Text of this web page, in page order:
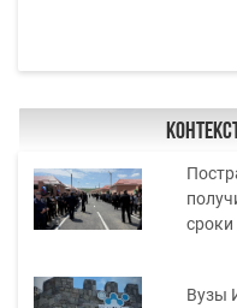
сроки
Вузы